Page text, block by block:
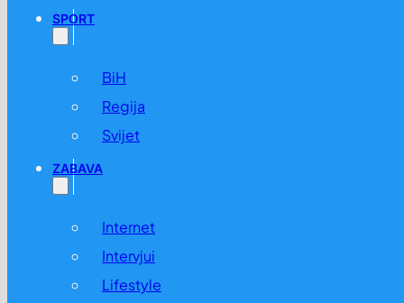
SPORT
BiH
Regija
Svijet
ZABAVA
Internet
Intervjui
Lifestyle